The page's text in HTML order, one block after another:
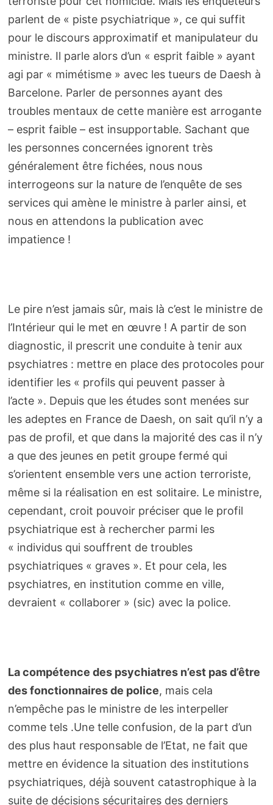
parlent de « piste psychiatrique », ce qui suffit
pour le discours approximatif et manipulateur du
ministre. Il parle alors d’un « esprit faible » ayant
agi par « mimétisme » avec les tueurs de Daesh à
Barcelone. Parler de personnes ayant des
troubles mentaux de cette manière est arrogante
– esprit faible – est insupportable. Sachant que
les personnes concernées ignorent très
généralement être fichées, nous nous
interrogeons sur la nature de l’enquête de ses
services qui amène le ministre à parler ainsi, et
nous en attendons la publication avec
impatience !
Le pire n’est jamais sûr, mais là c’est le ministre de
l’Intérieur qui le met en œuvre ! A partir de son
diagnostic, il prescrit une conduite à tenir aux
psychiatres : mettre en place des protocoles pour
identifier les « profils qui peuvent passer à
l’acte ». Depuis que les études sont menées sur
les adeptes en France de Daesh, on sait qu’il n’y a
pas de profil, et que dans la majorité des cas il n’y
a que des jeunes en petit groupe fermé qui
s’orientent ensemble vers une action terroriste,
même si la réalisation en est solitaire. Le ministre,
cependant, croit pouvoir préciser que le profil
psychiatrique est à rechercher parmi les
« individus qui souffrent de troubles
psychiatriques « graves ». Et pour cela, les
psychiatres, en institution comme en ville,
devraient « collaborer » (sic) avec la police.
La compétence des psychiatres n’est pas d’être
des fonctionnaires de police, mais cela
n’empêche pas le ministre de les interpeller
comme tels .Une telle confusion, de la part d’un
des plus haut responsable de l’Etat, ne fait que
mettre en évidence la situation des institutions
psychiatriques, déjà souvent catastrophique à la
suite de décisions sécuritaires des derniers